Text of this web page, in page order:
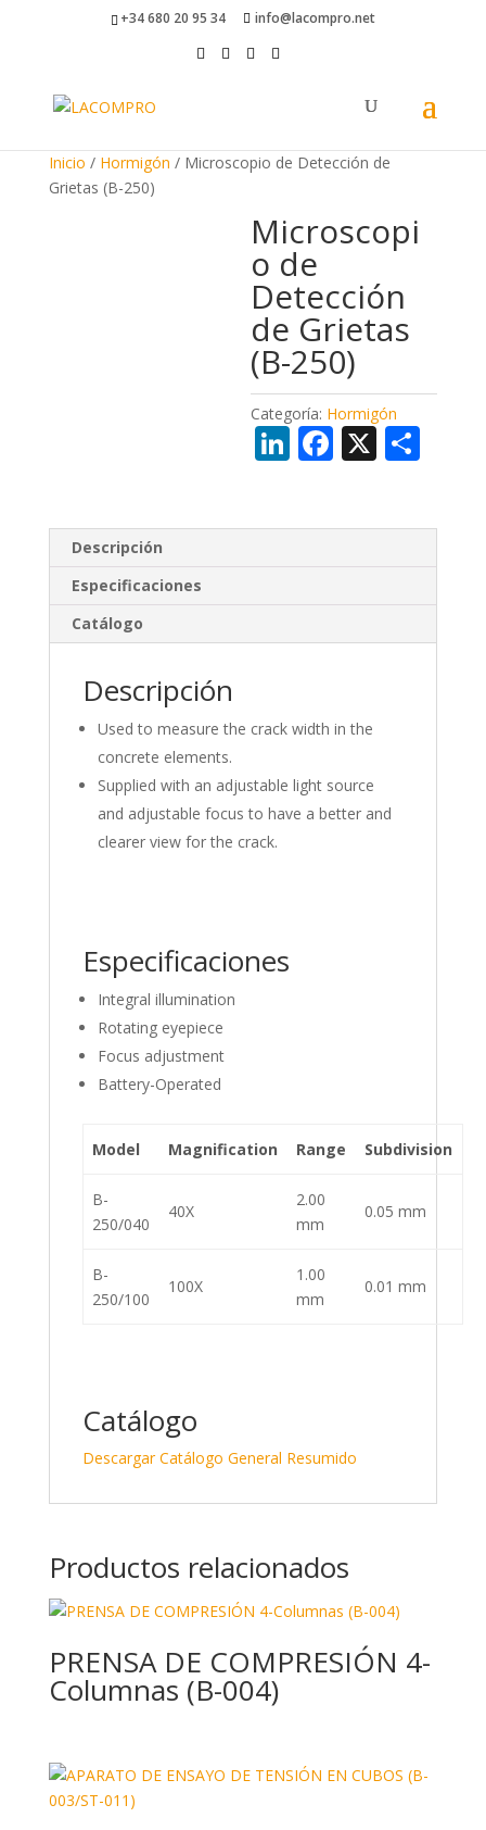
+34 680 20 95 34 info@lacompro.net
Inicio / Hormigón / Microscopio de Detección de
Grietas (B-250)
Microscopi
o de
Detección
de Grietas
(B-250)
Categoría: Hormigón
Li
dI
n
F
o
o
k
X
ar
ti
r
Descripción
Especificaciones
Catálogo
Descripción
Used to measure the crack width in the
concrete elements.
Supplied with an adjustable light source
and adjustable focus to have a better and
clearer view for the crack.
Especificaciones
Integral illumination
Rotating eyepiece
Focus adjustment
Battery-Operated
Model Magnification Range Subdivision
B-
250/040
40X
2.00
mm
0.05 mm
B-
250/100
100X
1.00
mm
0.01 mm
Catálogo
Descargar Catálogo General Resumido
Productos relacionados
PRENSA DE COMPRESIÓN 4-
Columnas (B-004)